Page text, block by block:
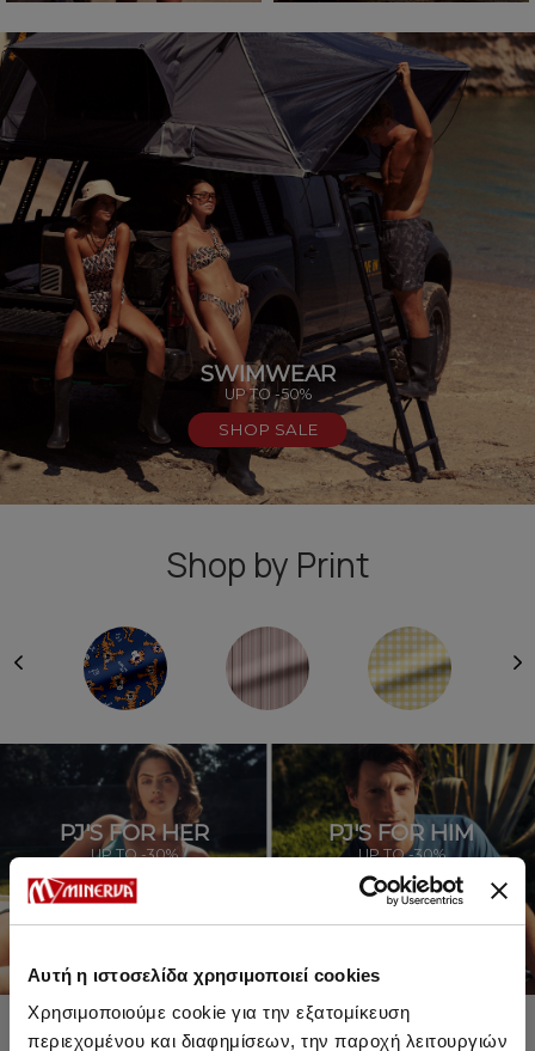
Αυτή η ιστοσελίδα χρησιμοποιεί cookies
Χρησιμοποιούμε cookie για την εξατομίκευση
περιεχομένου και διαφημίσεων, την παροχή λειτουργιών
SWIMWEAR
UP TO -50%
SHOP SALE
Shop by Print
PJ'S FOR HER
UP TO -30%
SHOP SALE
PJ'S FOR HIM
UP TO -30%
SHOP SALE